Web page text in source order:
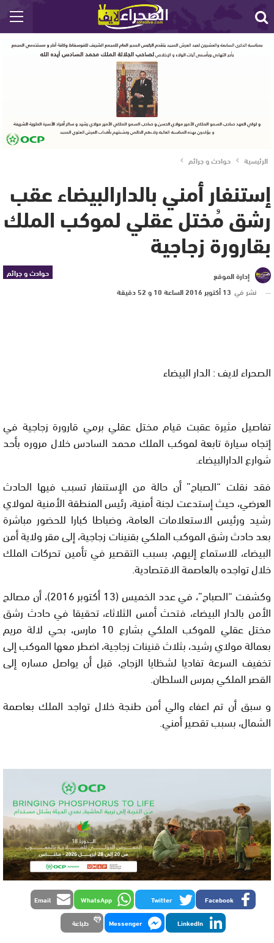
الرئيسية حوادث و جرائم
إستنفار أمني بالدارالبيضاء عقب
رشق مُختل عقلي لموكب الملك
بقارورة زجاجية
حوادث و جرائم
إدارة الموقع
نشر في 13 أكتوبر 2016 الساعة 10 و 52 دقيقة
الصحراء لايف : الدار البيضاء
تفاصيل مثيرة عقبت قيام مختل عقلي برمي قارورة زجاجية في
إتجاه سيارة تابعة لموكب الملك محمد السادس خلال مروره بأحد
شوارع الدارالبيضاء.
فقد نقلت “الصباح” أن حالة من الإستنفار تسبب فيها الحادث
العرضي، حيث إستدعت لجنة أمنية، رئيس المنطقة الأمنية لمولاي
رشيد ورئيس الاستعلامات العامة، وضباطا كبارا للحضور مباشرة
بعد حادث رشق الموكب الملكي بقنينات زجاجية، إلى مقر ولاية أمن
البيضاء، للاستماع إليهم، بسبب التقصير في تأمين تحركات الملك
خلال تواجده بالعاصمة الاقتصادية.
وكشفت “الصباح”، في عدد الخميس (13 أكتوبر 2016)، أن مصالح
الأمن بالدار البيضاء، فتحث أمس الثلاثاء، تحقيقا في حادث رشق
مختل عقلي للموكب الملكي بشارع 10 مارس، بحي لالة مريم
بعمالة مولاي رشيد، بثلاث قنينات زجاجية، اضطر معها الموكب إلى
تخفيف السرعة تفاديا لشظايا الزجاج، قبل أن يواصل مساره إلى
القصر الملكي بمرس السلطان.
و سبق أن تم اعفاء والي أمن طنجة خلال تواجد الملك بعاصمة
الشمال، بسبب تقصير أمني.
Facebook
Twitter
WhatsApp
Email
LinkedIn
Messenger طباعة